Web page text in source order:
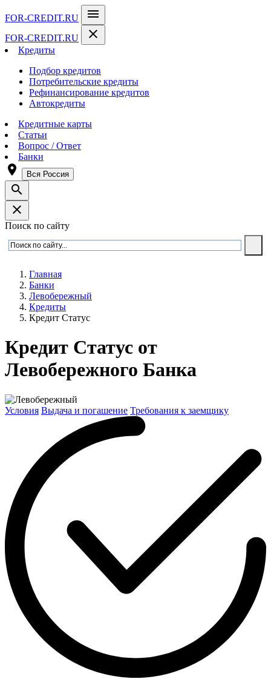
FOR-CREDIT.RU menu
FOR-CREDIT.RU close
Кредиты
Подбор кредитов
Потребительские кредиты
Рефинансирование кредитов
Автокредиты
Кредитные карты
Статьи
Вопрос / Ответ
Банки
room Вся Россия
search
close
Поиск по сайту
Главная
Банки
Левобережный
Кредиты
Кредит Статус
Кредит Статус от
Левобережного Банка
Условия Выдача и погашение Требования к заемщику